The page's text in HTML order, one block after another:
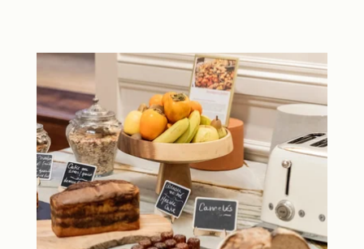
Nos PartenairesNos Engagements
Offres & ActualitésAccès Réserver
Nous contacter